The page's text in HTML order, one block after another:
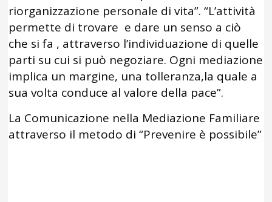
riorganizzazione personale di vita”. “L’attività
permette di trovare e dare un senso a ciò
che si fa , attraverso l’individuazione di quelle
parti su cui si può negoziare. Ogni mediazione
implica un margine, una tolleranza,la quale a
sua volta conduce al valore della pace”.
La Comunicazione nella Mediazione Familiare
attraverso il metodo di “Prevenire è possibile”